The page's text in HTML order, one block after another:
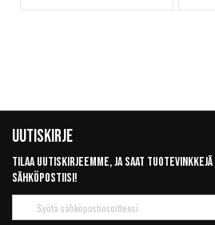
Uutiskirje
Tilaa uutiskirjeemme, ja saat
sähköpostiisi!
uutiskirje